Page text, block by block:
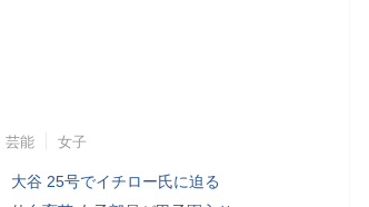
芸能 女子
大谷 25号でイチロー氏に迫る